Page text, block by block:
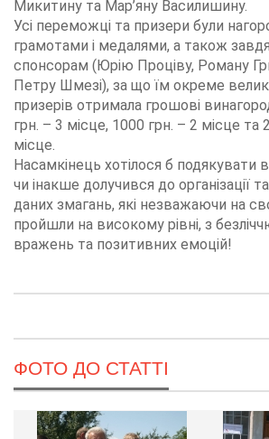
Микитину та Мар’яну Василишину.
Усі переможці та призери були
грамотами і медалями, а також
спонсорам (Юрію Проціву, Роману
Петру Шмезі), за що їм окреме
призерів отримала грошові
грн. – 3 місце, 1000 грн. – 2 місце та
місце.
Насамкінець хотілося б подякувати
чи інакше долучився до організації
даних змагань, які незважаючи на
пройшли на високому рівні, з
вражень та позитивних емоцій!
ФОТО ДО СТАТТІ